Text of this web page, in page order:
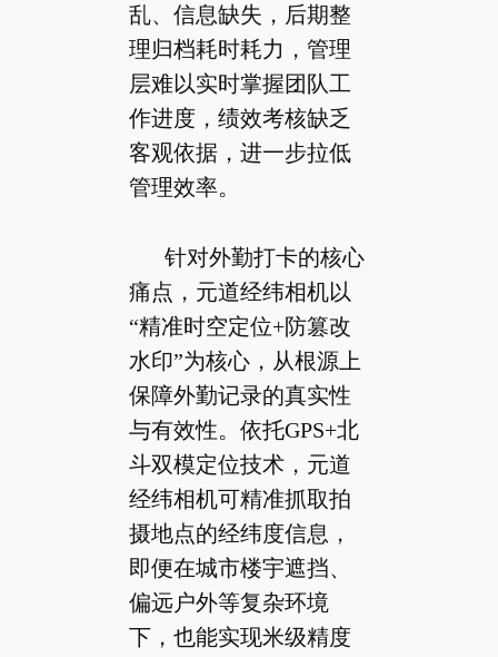
乱、信息缺失，后期整
理归档耗时耗力，管理
层难以实时掌握团队工
作进度，绩效考核缺乏
客观依据，进一步拉低
管理效率。
针对外勤打卡的核心
痛点，元道经纬相机以
“精准时空定位+防篡改
水印”为核心，从根源上
保障外勤记录的真实性
与有效性。依托GPS+北
斗双模定位技术，元道
经纬相机可精准抓取拍
摄地点的经纬度信息，
即便在城市楼宇遮挡、
偏远户外等复杂环境
下，也能实现米级精度